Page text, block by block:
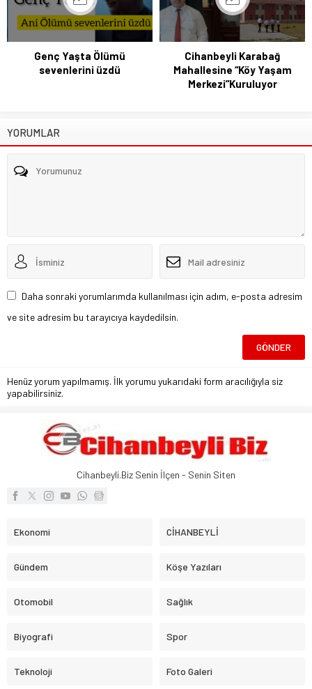
Genç Yaşta Ölümü
sevenlerini üzdü
Cihanbeyli Karabağ
Mahallesine “Köy Yaşam
Merkezi”Kuruluyor
YORUMLAR
Daha sonraki yorumlarımda kullanılması için adım, e-posta adresim
ve site adresim bu tarayıcıya kaydedilsin.
Henüz yorum yapılmamış. İlk yorumu yukarıdaki form aracılığıyla siz
yapabilirsiniz.
Cihanbeyli.Biz Senin İlçen - Senin Siten
Ekonomi CİHANBEYLİ
Gündem Köşe Yazıları
Otomobil Sağlık
Biyografi Spor
Teknoloji Foto Galeri